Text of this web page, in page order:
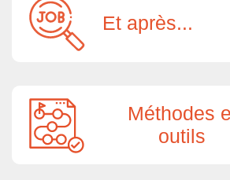
Et après...
Méthodes
outils